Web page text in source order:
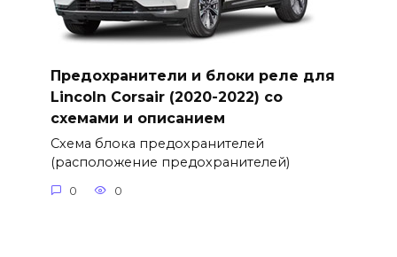
Предохранители и блоки реле для
Lincoln Corsair (2020-2022) со
схемами и описанием
Схема блока предохранителей
(расположение предохранителей)
0 0